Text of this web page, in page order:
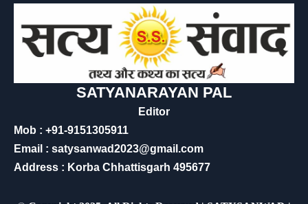
SATYANARAYAN PAL
Editor
Mob : +91-9151305911
Email : satysanwad2023@gmail.com
Address : Korba Chhattisgarh 495677